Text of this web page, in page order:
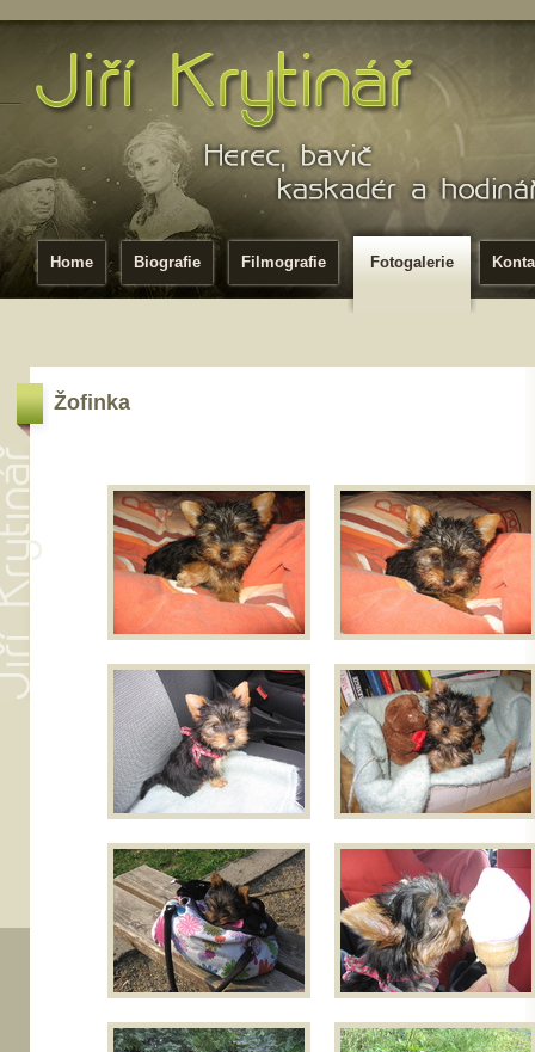
Home Biografie Filmografie Fotogalerie
Žofinka